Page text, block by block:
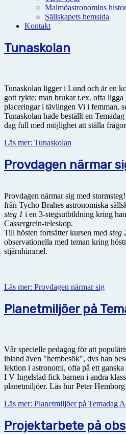
Malmöastronomins
Sällskapets hemsida
Kontakt
Tunaskolan
Tunaskolan ligger i Lund och är en
gott rykte; man brukar t.ex. ofta
placeringar i tävlingen Vi i femman,
Tunaskolan hade beställt en
dag full med möjlighet att ställa
Läs mer: Tunaskolan
Provdagen närmar
Provdagen närmar sig med
från Tycho Brahes astronomiska
steg 1 i en 3-stegsutbildning kring
Cassergrein-teleskop.
Till hösten fortsätter kursen med steg
observationella med teman kring
stjärnhimmel.
Läs mer: Provdagen närmar sig
Planetmiljöer på
Vår specielle pedagog för att
ibland även "hembesök", dvs han
lektion i astronomi, ofta på ett
I V Ingelstad fick barnen i andra
planetmiljöer. Läs hur Peter
Läs mer: Planetmiljöer på Temadag
Projektarbete på